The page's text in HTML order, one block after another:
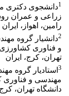
1دانشجوی دکتری
زراعی و عمران
رامین، اهواز، ایران
2دانشیار گروه
و فناوری
تهران، کرج، ایران
3 استادیار گروه
مهندسی و فناوری
دانشگاه تهران،